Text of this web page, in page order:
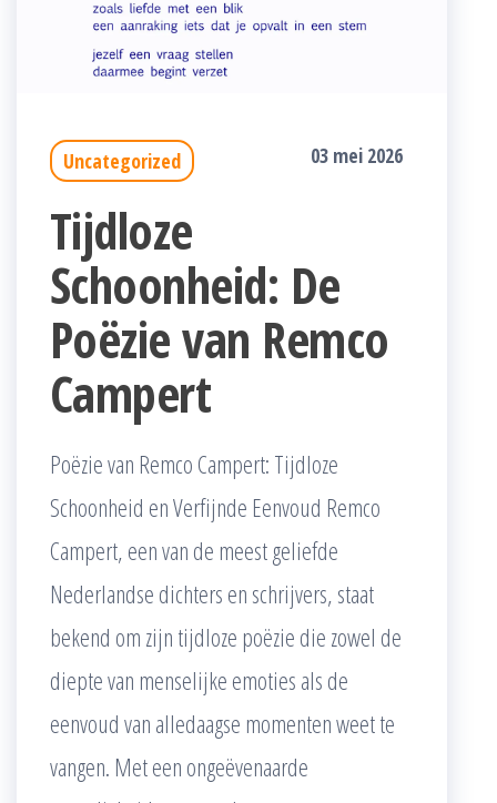
Uncategorized 03 mei 2026
Tijdloze
Schoonheid: De
Poëzie van Remco
Campert
Poëzie van Remco Campert: Tijdloze
Schoonheid en Verfijnde Eenvoud Remco
Campert, een van de meest geliefde
Nederlandse dichters en schrijvers, staat
bekend om zijn tijdloze poëzie die zowel de
diepte van menselijke emoties als de
eenvoud van alledaagse momenten weet te
vangen. Met een ongeëvenaarde